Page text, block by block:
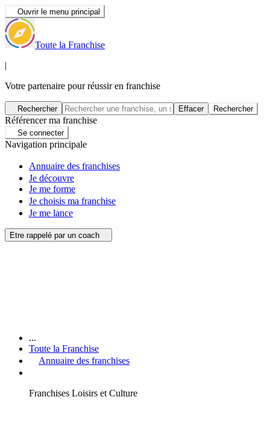
Ouvrir le menu principal
Toute la Franchise
|
Votre partenaire pour réussir en franchise
Rechercher Effacer Rechercher
Référencer ma franchise
Se connecter
Navigation principale
Annuaire des franchises
Je découvre
Je me forme
Je choisis ma franchise
Je me lance
Etre rappelé par un coach
...
Toute la Franchise
Annuaire des franchises
Franchises Loisirs et Culture